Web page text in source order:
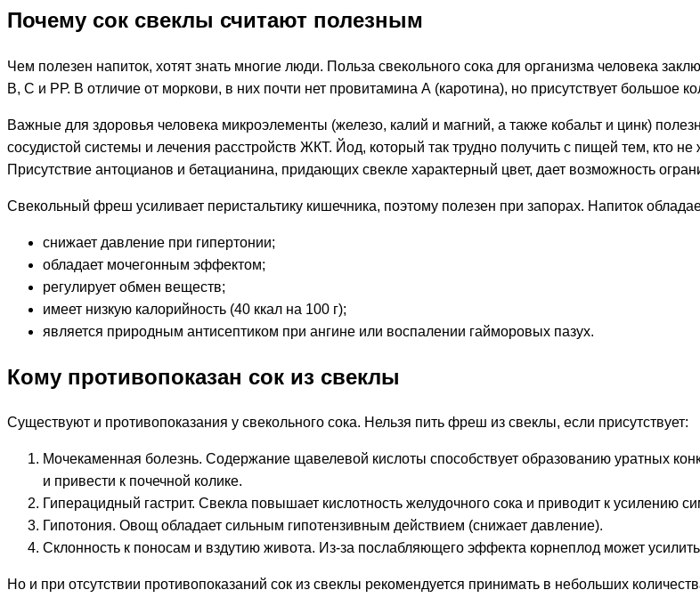
Почему сок свеклы считают полезным
Чем полезен напиток, хотят знать многие люди. Польза свекольного сока для организма человека
В, С и РР. В отличие от моркови, в них почти нет провитамина А (каротина), но присутствует большое
Важные для здоровья человека микроэлементы (железо, калий и магний, а также кобальт и цинк)
сосудистой системы и лечения расстройств ЖКТ. Йод, который так трудно получить с пищей тем, кто
Присутствие антоцианов и бетацианина, придающих свекле характерный цвет, дает возможность
Свекольный фреш усиливает перистальтику кишечника, поэтому полезен при запорах. Напиток
снижает давление при гипертонии;
обладает мочегонным эффектом;
регулирует обмен веществ;
имеет низкую калорийность (40 ккал на 100 г);
является природным антисептиком при ангине или воспалении гайморовых пазух.
Кому противопоказан сок из свеклы
Существуют и противопоказания у свекольного сока. Нельзя пить фреш из свеклы, если присутствует:
Мочекаменная болезнь. Содержание щавелевой кислоты способствует образованию уратных
и привести к почечной колике.
Гиперацидный гастрит. Свекла повышает кислотность желудочного сока и приводит к усилению
Гипотония. Овощ обладает сильным гипотензивным действием (снижает давление).
Склонность к поносам и вздутию живота. Из-за послабляющего эффекта корнеплод может
Но и при отсутствии противопоказаний сок из свеклы рекомендуется принимать в небольших